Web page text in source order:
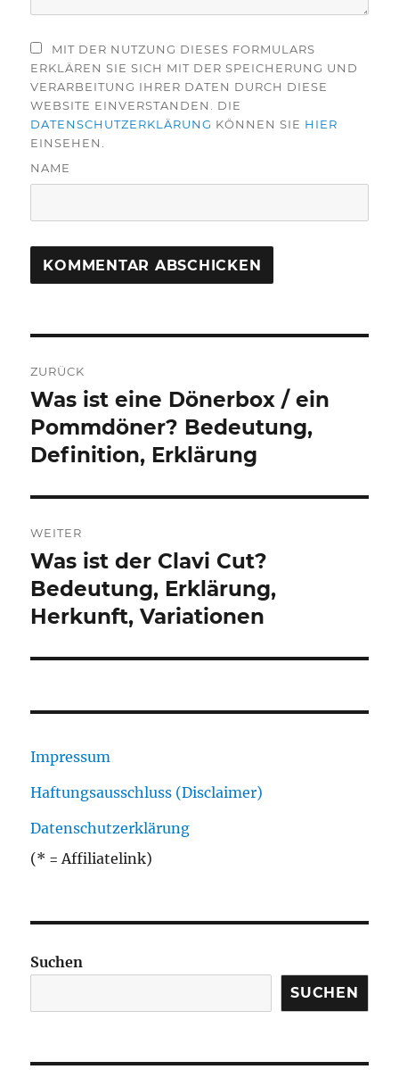
MIT DER NUTZUNG DIESES FORMULARS
ERKLÄREN SIE SICH MIT DER SPEICHERUNG UND
VERARBEITUNG IHRER DATEN DURCH DIESE
WEBSITE EINVERSTANDEN. DIE
DATENSCHUTZERKLÄRUNG KÖNNEN SIE HIER
EINSEHEN.
NAME
ZURÜCK
Vorheriger
Beitrag:
Was ist eine Dönerbox / ein
Pommdöner? Bedeutung,
Definition, Erklärung
WEITER
Nächster
Beitrag:
Was ist der Clavi Cut?
Bedeutung, Erklärung,
Herkunft, Variationen
Impressum
Haftungsausschluss (Disclaimer)
Datenschutzerklärung
(* = Affiliatelink)
Suchen
SUCHEN